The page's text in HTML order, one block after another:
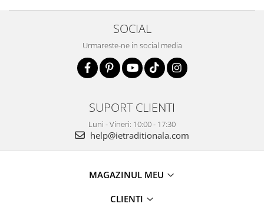
SOCIAL
Urmareste-ne in social media
SUPORT CLIENTI
Luni - Vineri: 10:00 - 17:30
help@ietraditionala.com
MAGAZINUL MEU
CLIENTI